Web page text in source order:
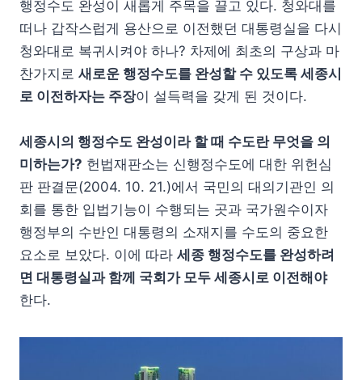
행정수도 완성이 새롭게 주목을 끌고 있다. 청와대를
떠나 갑작스럽게 용산으로 이전했던 대통령실을 다시
청와대로 복귀시켜야 하나? 차제에 최초의 구상과 마
찬가지로 새로운 행정수도를 완성할 수 있도록 세종시
로 이전하자는 주장이 설득력을 갖게 된 것이다.
세종시의 행정수도 완성이라 할 때 수도란 무엇을 의
미하는가? 헌법재판소는 신행정수도에 대한 위헌심
판 판결문(2004. 10. 21.)에서 국민의 대의기관인 의
회를 통한 입법기능이 수행되는 곳과 국가원수이자
행정부의 수반인 대통령의 소재지를 수도의 중요한
요소로 보았다. 이에 따라 세종 행정수도를 완성하려
면 대통령실과 함께 국회가 모두 세종시로 이전해야
한다.